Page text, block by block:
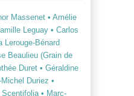
Massenet • Amélie
Leguay • Carlos
Lerouge-Bénard
Beaulieu (Grain de
Duret • Géraldine
Michel Duriez •
Scentifolia • Marc-